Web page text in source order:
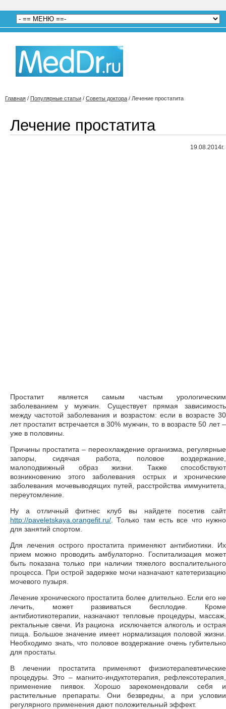
Главная / Популярные статьи / Советы доктора / Лечение простатита
Лечение простатита
19.08.2014г.
Простатит является самым частым урологическим
заболеванием у мужчин. Существует прямая зависимость
между частотой заболевания и возрастом: если в возрасте 30
лет простатит встречается в 30% мужчин, то в возрасте 50 лет –
уже в половины.
Причины простатита – переохлаждение организма, регулярные
запоры, сидячая работа, половое воздержание,
малоподвижный образ жизни. Также способствуют
возникновению этого заболевания острых и хронические
заболевания мочевыводящих путей, расстройства иммунитета,
переутомление.
Ну а отличный фитнес клуб вы найдете посетив сайт
http://paveletskaya.orangefit.ru/ . Только там есть все что нужно
для занятий спортом.
Для лечения острого простатита применяют антибиотики. Их
прием можно проводить амбулаторно. Госпитализация может
быть показана только при наличии тяжелого воспалительного
процесса. При острой задержке мочи назначают катетеризацию
мочевого пузыря.
Лечение хронического простатита более длительно. Если его не
лечить, может развиваться бесплодие. Кроме
антибиотикотерапии, назначают тепловые процедуры, массаж,
ректальные свечи. Из рациона исключается алкоголь и острая
пища. Большое значение имеет нормализация половой жизни.
Необходимо знать, что половое воздержание очень губительно
для простаты.
В лечении простатита применяют физиотерапевтические
процедуры. Это – магнито-индуктотерапия, рефлексотерапия,
применение пиявок. Хорошо зарекомендовали себя и
растительные препараты. Они безвредны, а при условии
регулярного применения дают положительный эффект.